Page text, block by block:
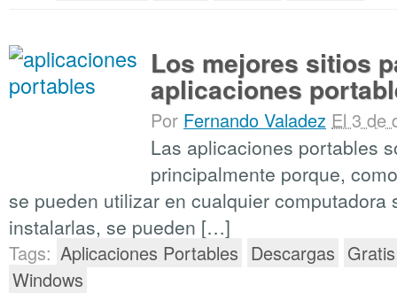
Los mejores sitios
aplicaciones
Por Fernando Valadez El 3 de
Las aplicaciones portables
principalmente porque,
se pueden utilizar en cualquier computadora
instalarlas, se pueden […]
Tags: Aplicaciones Portables Descargas Gratis
Windows